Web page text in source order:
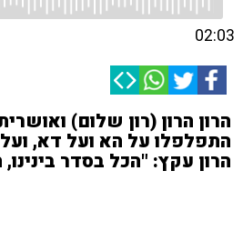
02:03
הרון הרון (רון שלום)
התפלפלו על הא ועל דא, ועל
הרון עקץ: "הכל בסדר